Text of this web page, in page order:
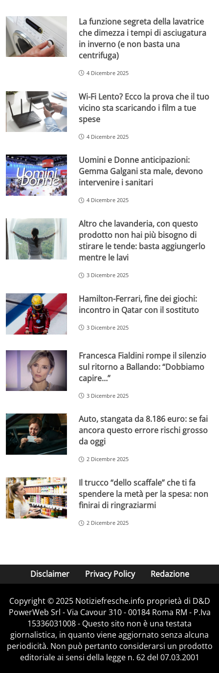
La funzione segreta della lavatrice
che dimezza i tempi di asciugatura
in inverno (e non basta una
centrifuga)
4 Dicembre 2025
Wi-Fi Lento? Ecco la prova che il tuo
vicino sta scaricando i film a tue
spese
4 Dicembre 2025
Uomini e Donne anticipazioni:
Gemma Galgani sta male, devono
intervenire i sanitari
4 Dicembre 2025
Altro che lavanderia, con questo
prodotto non hai più bisogno di
stirare le tende: basta aggiungerlo
mentre le lavi
3 Dicembre 2025
Hamilton-Ferrari, fine dei giochi:
incontro in Qatar con il sostituto
3 Dicembre 2025
Francesca Fialdini rompe il silenzio
sul ritorno a Ballando: “Dobbiamo
capire…”
3 Dicembre 2025
Auto, stangata da 8.186 euro: se fai
ancora questo errore rischi grosso
da oggi
2 Dicembre 2025
Il trucco “dello scaffale” che ti fa
spendere la metà per la spesa: non
finirai di ringraziarmi
2 Dicembre 2025
Disclaimer Privacy Policy Redazione
Copyright © 2025 Notiziefresche.info proprietà di D&D
PowerWeb Srl - Via Cavour 310 - 00184 Roma RM - P.Iva
15336031008 - Questo sito non è una testata
giornalistica, in quanto viene aggiornato senza alcuna
periodicità. Non può pertanto considerarsi un prodotto
editoriale ai sensi della legge n. 62 del 07.03.2001